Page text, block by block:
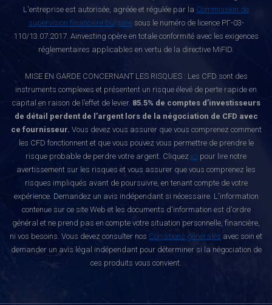
L'entreprise est autorisée, agréée et régulée par la Commission de
supervision financière bulgaresous le numéro de licence РГ-03-
110/13.07.2017. Ainvesting opère en totale conformité avec les exigences
réglementaires applicables en vertu de la directive MiFID.
MISE EN GARDE CONCERNANT LES RISQUES : Les CFD sont des
instruments complexes et présentent un risque élevé de perte rapide en
capital en raison de l’effet de levier. 85.5% de comptes d’investisseurs
de détail perdent de l’argent lors de la négociation de CFD avec
ce fournisseur. Vous devez vous assurer que vous comprenez comment
les CFD fonctionnent et que vous pouvez vous permettre de prendre le
risque probable de perdre votre argent. Cliquez ici pour lire notre
avertissement sur les risques et vous assurer que vous comprenez les
risques impliqués avant de poursuivre, en tenant compte de votre
expérience. Demandez un avis indépendant si nécessaire. L'information
contenue sur ce site Web et les documents d'information est d'ordre
général et ne prend pas en compte votre situation personnelle, financière,
ni vos besoins. Vous devez consulter nos Conditions générales avec soin et
demander un avis légal indépendant pour déterminer si la négociation de
ces produits vous convient.